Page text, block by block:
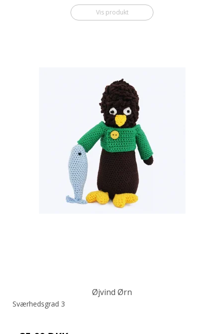
Vis produkt
Øjvind Ørn
Sværhedsgrad 3